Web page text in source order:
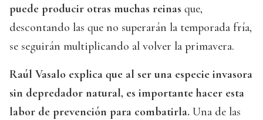
puede producir otras muchas reinas que,
descontando las que no superarán la temporada fría,
se seguirán multiplicando al volver la primavera.
Raúl Vasalo explica que al ser una especie invasora
sin depredador natural, es importante hacer esta
labor de prevención para combatirla. Una de las